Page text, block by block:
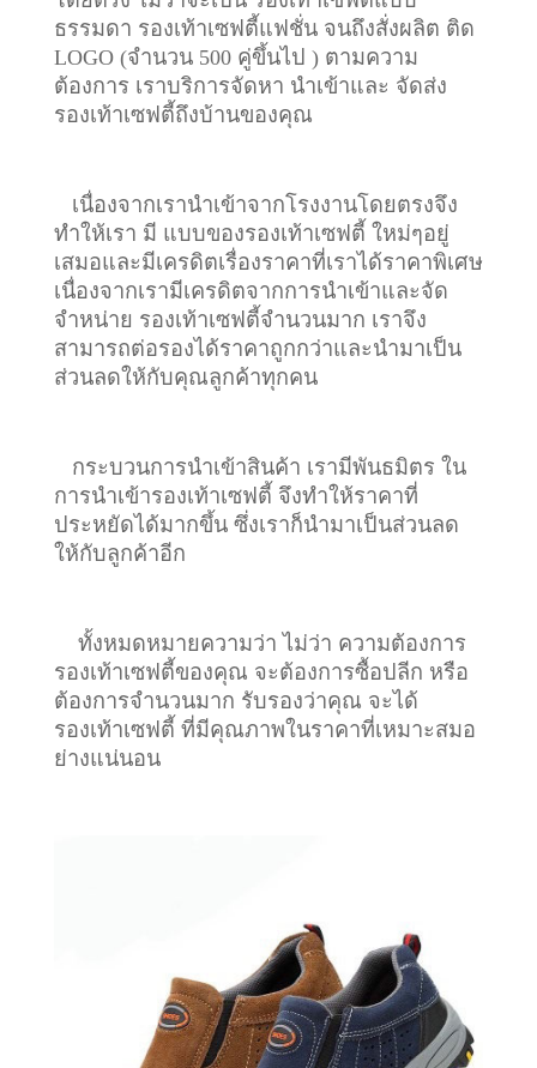
ธรรมดา รองเท้าเซฟตี้แฟชั่น จนถึงสั่งผลิต ติด
LOGO (จำนวน 500 คู่ขึ้นไป ) ตามความ
ต้องการ เราบริการจัดหา นำเข้าและ จัดส่ง
รองเท้าเซฟตี้ถึงบ้านของคุณ
เนื่องจากเรานำเข้าจากโรงงานโดยตรงจึง
ทำให้เรา มี แบบของรองเท้าเซฟตี้ ใหม่ๆอยู่
เสมอและมีเครดิตเรื่องราคาที่เราได้ราคาพิเศษ
เนื่องจากเรามีเครดิตจากการนำเข้าและจัด
จำหน่าย รองเท้าเซฟตี้จำนวนมาก เราจึง
สามารถต่อรองได้ราคาถูกกว่าและนำมาเป็น
ส่วนลดให้กับคุณลูกค้าทุกคน
กระบวนการนำเข้าสินค้า เรามีพันธมิตร ใน
การนำเข้ารองเท้าเซฟตี้ จึงทำให้ราคาที่
ประหยัดได้มากขึ้น ซึ่งเราก็นำมาเป็นส่วนลด
ให้กับลูกค้าอีก
ทั้งหมดหมายความว่า ไม่ว่า ความต้องการ
รองเท้าเซฟตี้ของคุณ จะต้องการซื้อปลีก หรือ
ต้องการจำนวนมาก รับรองว่าคุณ จะได้
รองเท้าเซฟตี้ ที่มีคุณภาพในราคาที่เหมาะสมอ
ย่างแน่นอน